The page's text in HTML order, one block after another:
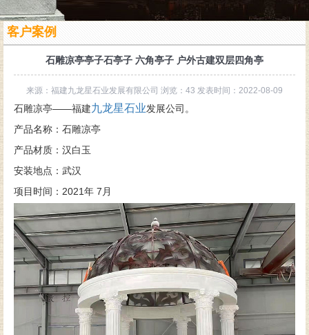
客户案例
石雕凉亭亭子石亭子 六角亭子 户外古建双层四角亭
来源：福建九龙星石业发展有限公司 浏览：43 发表时间：2022-08-09
石雕凉亭——福建九龙星石业发展公司。
产品名称：石雕凉亭
产品材质：汉白玉
安装地点：武汉
项目时间：2021年 7月